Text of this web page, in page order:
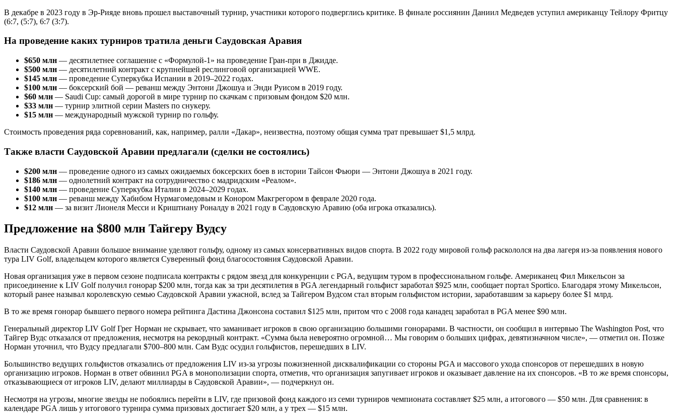
В декабре в 2023 году в Эр-Рияде вновь прошел выставочный турнир, участники которого подверглись критике. В финале россиянин Даниил Медведев уступил американцу Тейлору Фритцу
(6:7, (5:7), 6:7 (3:7).
На проведение каких турниров тратила деньги Саудовская Аравия
$650 млн — десятилетнее соглашение с «Формулой-1» на проведение Гран-при в Джидде.
$500 млн — десятилетний контракт с крупнейшей реслинговой организацией WWE.
$145 млн — проведение Суперкубка Испании в 2019–2022 годах.
$100 млн — боксерский бой — реванш между Энтони Джошуа и Энди Руисом в 2019 году.
$60 млн — Saudi Cup: самый дорогой в мире турнир по скачкам с призовым фондом $20 млн.
$33 млн — турнир элитной серии Masters по снукеру.
$15 млн — международный мужской турнир по гольфу.
Стоимость проведения ряда соревнований, как, например, ралли «Дакар», неизвестна, поэтому общая сумма трат превышает $1,5 млрд.
Также власти Саудовской Аравии предлагали (сделки не состоялись)
$200 млн — проведение одного из самых ожидаемых боксерских боев в истории Тайсон Фьюри — Энтони Джошуа в 2021 году.
$186 млн — однолетний контракт на сотрудничество с мадридским «Реалом».
$140 млн — проведение Суперкубка Италии в 2024–2029 годах.
$100 млн — реванш между Хабибом Нурмагомедовым и Конором Макгрегором в феврале 2020 года.
$12 млн — за визит Лионеля Месси и Криштиану Роналду в 2021 году в Саудовскую Аравию (оба игрока отказались).
Предложение на $800 млн Тайгеру Вудсу
Власти Саудовской Аравии большое внимание уделяют гольфу, одному из самых консервативных видов спорта. В 2022 году мировой гольф раскололся на два лагеря из-за появления нового
тура LIV Golf, владельцем которого является Суверенный фонд благосостояния Саудовской Аравии.
Новая организация уже в первом сезоне подписала контракты с рядом звезд для конкуренции с PGA, ведущим туром в профессиональном гольфе. Американец Фил Микельсон за
присоединение к LIV Golf получил гонорар $200 млн, тогда как за три десятилетия в PGA легендарный гольфист заработал $925 млн, сообщает портал Sportico. Благодаря этому Микельсон,
который ранее называл королевскую семью Саудовской Аравии ужасной, вслед за Тайгером Вудсом стал вторым гольфистом истории, заработавшим за карьеру более $1 млрд.
В то же время гонорар бывшего первого номера рейтинга Дастина Джонсона составил $125 млн, притом что с 2008 года канадец заработал в PGA менее $90 млн.
Генеральный директор LIV Golf Грег Норман не скрывает, что заманивает игроков в свою организацию большими гонорарами. В частности, он сообщил в интервью The Washington Post, что
Тайгер Вудс отказался от предложения, несмотря на рекордный контракт. «Сумма была невероятно огромной… Мы говорим о больших цифрах, девятизначном числе», — отметил он. Позже
Норман уточнил, что Вудсу предлагали $700–800 млн. Сам Вудс осудил гольфистов, перешедших в LIV.
Большинство ведущих гольфистов отказались от предложения LIV из-за угрозы пожизненной дисквалификации со стороны PGA и массового ухода спонсоров от перешедших в новую
организацию игроков. Норман в ответ обвинил PGA в монополизации спорта, отметив, что организация запугивает игроков и оказывает давление на их спонсоров. «В то же время спонсоры,
отказывающиеся от игроков LIV, делают миллиарды в Саудовской Аравии», — подчеркнул он.
Несмотря на угрозы, многие звезды не побоялись перейти в LIV, где призовой фонд каждого из семи турниров чемпионата составляет $25 млн, а итогового — $50 млн. Для сравнения: в
календаре PGA лишь у итогового турнира сумма призовых достигает $20 млн, а у трех — $15 млн.